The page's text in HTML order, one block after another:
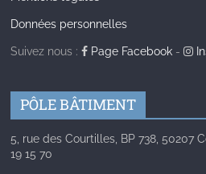
Données personnelles
Suivez nous : Page Facebook -
PÔLE BÂTIMENT
5, rue des Courtilles, BP 738, 50207
19 15 70